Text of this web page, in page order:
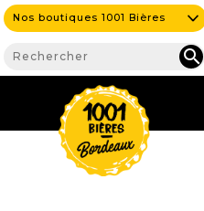
Nos boutiques 1001 Bières
